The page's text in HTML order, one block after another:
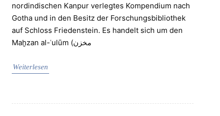
nordindischen Kanpur verlegtes Kompendium nach
Gotha und in den Besitz der Forschungsbibliothek
auf Schloss Friedenstein. Es handelt sich um den
Maḫzan al-ʿulūm (مخزن
Weiterlesen